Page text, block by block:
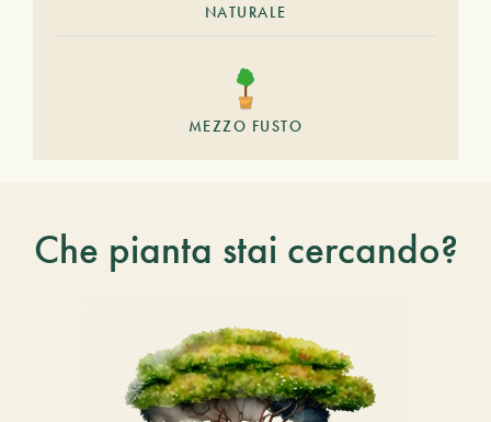
NATURALE
MEZZO FUSTO
Che pianta stai cercando?